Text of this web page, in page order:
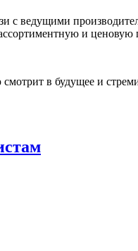
с ведущими
и ценовую
в будущее и